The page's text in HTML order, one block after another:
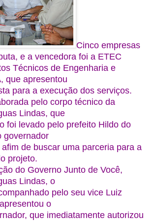
Cinco empresas
e a vencedora foi a ETEC
Técnicos de Engenharia e
que apresentou
para a execução dos serviços.
pelo corpo técnico da
Lindas, que
foi levado pelo prefeito Hildo do
governador
de buscar uma parceria para a
projeto.
do Governo Junto de Você,
Lindas, o
pelo seu vice Luiz
o
que imediatamente autorizou